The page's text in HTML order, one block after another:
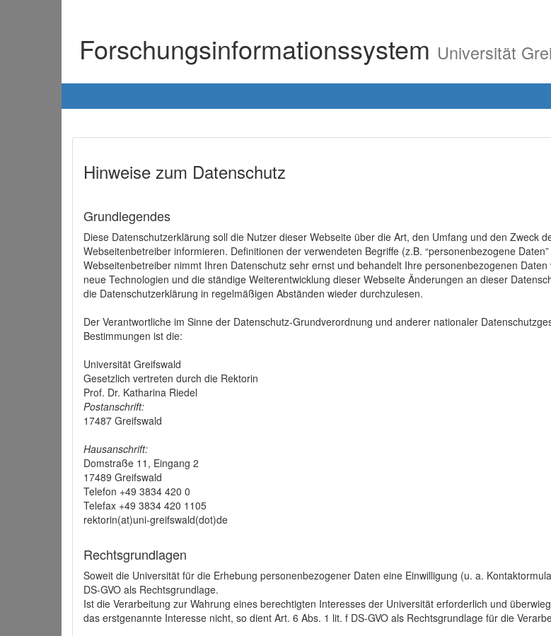
Forschungsinformationssystem Universität
Hinweise zum Datenschutz
Grundlegendes
Diese Datenschutzerklärung soll die Nutzer dieser Webseite über die Art, den Umfang und den Zweck
Webseitenbetreiber informieren. Definitionen der verwendeten Begriffe (z.B. “personenbezogene
Webseitenbetreiber nimmt Ihren Datenschutz sehr ernst und behandelt Ihre personenbezogenen
neue Technologien und die ständige Weiterentwicklung dieser Webseite Änderungen an dieser
die Datenschutzerklärung in regelmäßigen Abständen wieder durchzulesen.
Der Verantwortliche im Sinne der Datenschutz-Grundverordnung und anderer nationaler
Bestimmungen ist die:
Universität Greifswald
Gesetzlich vertreten durch die Rektorin
Prof. Dr. Katharina Riedel
Postanschrift:
17487 Greifswald
Hausanschrift:
Domstraße 11, Eingang 2
17489 Greifswald
Telefon +49 3834 420 0
Telefax +49 3834 420 1105
rektorin(at)uni-greifswald(dot)de
Rechtsgrundlagen
Soweit die Universität für die Erhebung personenbezogener Daten eine Einwilligung (u. a.
DS-GVO als Rechtsgrundlage.
Ist die Verarbeitung zur Wahrung eines berechtigten Interesses der Universität erforderlich und
das erstgenannte Interesse nicht, so dient Art. 6 Abs. 1 lit. f DS-GVO als Rechtsgrundlage für die